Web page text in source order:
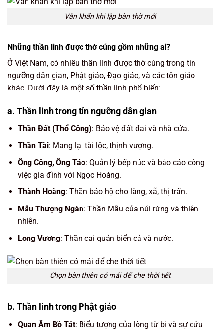
Văn khấn khi lập bàn thờ mới
Những thần linh được thờ cúng gồm những ai?
Ở Việt Nam, có nhiều thần linh được thờ cúng trong tín
ngưỡng dân gian, Phật giáo, Đạo giáo, và các tôn giáo
khác. Dưới đây là một số thần linh phổ biến:
a. Thần linh trong tín ngưỡng dân gian
Thần Đất (Thổ Công): Bảo vệ đất đai và nhà cửa.
Thần Tài: Mang lại tài lộc, thịnh vượng.
Ông Công, Ông Táo: Quản lý bếp núc và báo cáo công
việc gia đình với Ngọc Hoàng.
Thành Hoàng: Thần bảo hộ cho làng, xã, thị trấn.
Mẫu Thượng Ngàn: Thần Mẫu của núi rừng và thiên
nhiên.
Long Vương: Thần cai quản biển cả và nước.
Chọn bàn thiên có mái để che thời tiết
b. Thần linh trong Phật giáo
Quan Âm Bồ Tát: Biểu tượng của lòng từ bi và sự cứu